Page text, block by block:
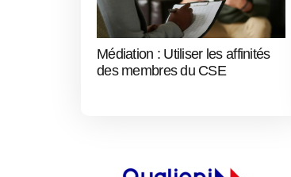
Médiation : Utiliser les affinités
des membres du CSE